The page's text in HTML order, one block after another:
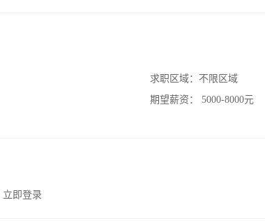
求职区域： 不限区域
期望薪资：
5000-8000元
立即登录